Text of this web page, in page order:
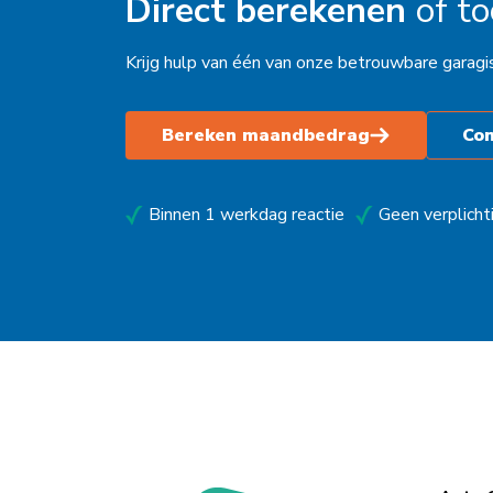
Kolham
Leeuwarden
Makkum
Nieuwegein
Noardburgum
Direct berekenen of
Krijg hulp van één van onze betrouwbare
Bereken maandbedrag
Binnen 1 werkdag reactie Geen